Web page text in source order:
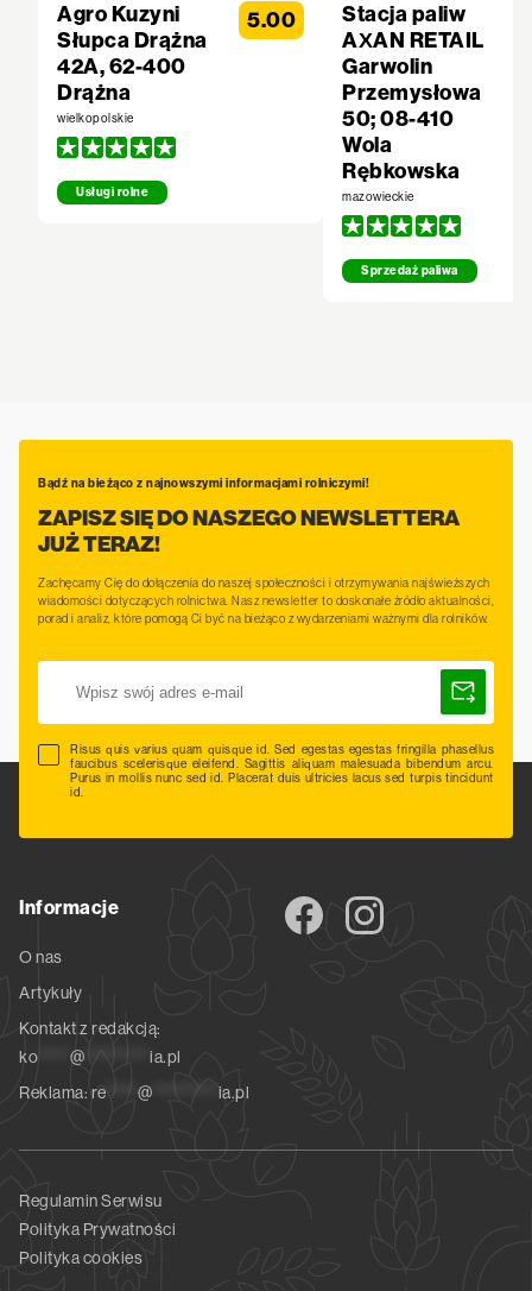
Agro Kuzyni
Słupca Drążna
42A, 62-400
Drążna
wielkopolskie
Usługi rolne
5.00
Stacja paliw
AXAN RETAIL
Garwolin
Przemysłowa
50; 08-410
Wola
Rębkowska
mazowieckie
Sprzedaż paliwa
Bądź na bieżąco z najnowszymi informacjami rolniczymi!
ZAPISZ SIĘ DO NASZEGO NEWSLETTERA
JUŻ TERAZ!
Zachęcamy Cię do dołączenia do naszej społeczności i otrzymywania najświeższych
wiadomości dotyczących rolnictwa. Nasz newsletter to doskonałe źródło aktualności,
porad i analiz, które pomogą Ci być na bieżąco z wydarzeniami ważnymi dla rolników.
Risus quis varius quam quisque id. Sed egestas egestas fringilla phasellus
faucibus scelerisque eleifend. Sagittis aliquam malesuada bibendum arcu.
Purus in mollis nunc sed id. Placerat duis ultricies lacus sed turpis tincidunt
id.
Informacje
O nas
Artykuły
Kontakt z redakcją:
ko***** @ ********** ia.pl
Reklama: re***** @ ********** ia.pl
Regulamin Serwisu
Polityka Prywatności
Polityka cookies